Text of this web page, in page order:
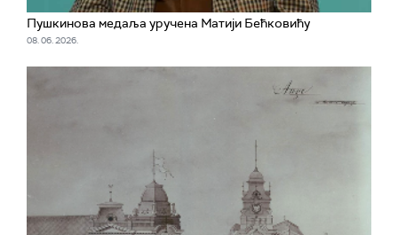
Пушкинова медаља уручена Матији Бећковићу
08. 06. 2026.